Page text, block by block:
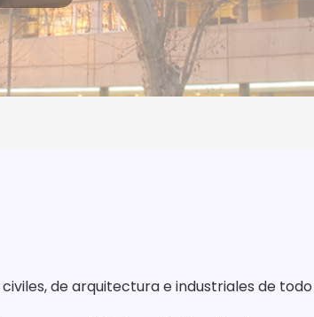
de arquitectura e industriales de